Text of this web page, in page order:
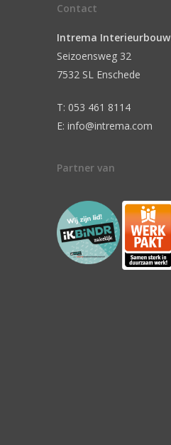
Contact
Intrema Interieurbouw
Seizoensweg 32
7532 SL Enschede
T: 053 461 8114
E: info@intrema.com
Partner van